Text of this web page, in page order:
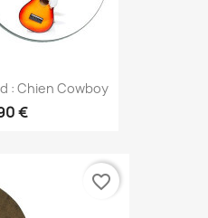
: Chien Cowboy
€
favorite_border